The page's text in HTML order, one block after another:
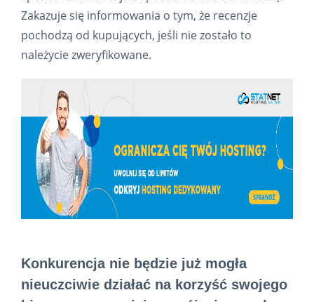
Zakazuje się informowania o tym, że recenzje
pochodzą od kupujących, jeśli nie zostało to
należycie zweryfikowane.
Konkurencja nie będzie już mogła
nieuczciwie działać na korzyść swojego